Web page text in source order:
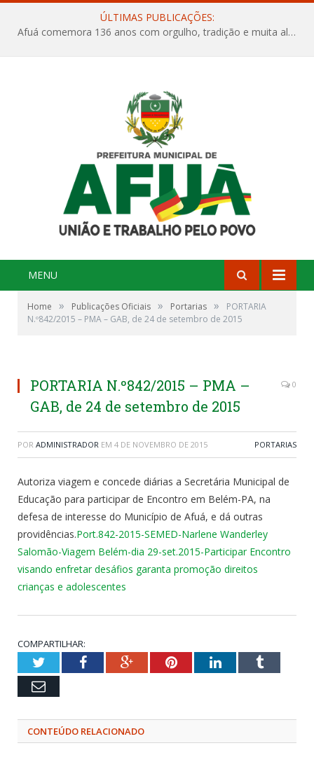
ÚLTIMAS PUBLICAÇÕES:
Afuá comemora 136 anos com orgulho, tradição e muita alegria na Quadra Dr. Nelson Salomão
MENU
Home » Publicações Oficiais » Portarias »
PORTARIA
N.º842/2015 – PMA – GAB, de 24 de setembro de 2015
PORTARIA N.º842/2015 – PMA –
GAB, de 24 de setembro de 2015
0
POR ADMINISTRADOR EM 4 DE NOVEMBRO DE 2015 PORTARIAS
Autoriza viagem e concede diárias a Secretária Municipal de
Educação para participar de Encontro em Belém-PA, na
defesa de interesse do Município de Afuá, e dá outras
providências.Port.842-2015-SEMED-Narlene Wanderley
Salomão-Viagem Belém-dia 29-set.2015-Participar Encontro
visando enfretar desáfios garanta promoção direitos
crianças e adolescentes
COMPARTILHAR:
TwitterFacebookGoogle+PinterestLinkedInTumblr
Email
CONTEÚDO RELACIONADO